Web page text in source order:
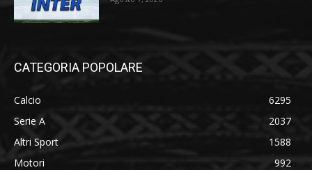
CATEGORIA POPOLARE
Calcio
6295
Serie A
2037
Altri Sport
1588
Motori
992